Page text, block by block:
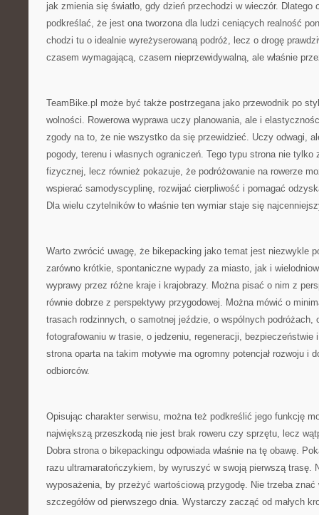
jak zmienia się światło, gdy dzień przechodzi w wieczór. Dlatego
podkreślać, że jest ona tworzona dla ludzi ceniących realność
chodzi tu o idealnie wyreżyserowaną podróż, lecz o drogę
czasem wymagającą, czasem nieprzewidywalną, ale właśnie
TeamBike.pl może być także postrzegana jako przewodnik po
wolności. Rowerowa wyprawa uczy planowania, ale i
zgody na to, że nie wszystko da się przewidzieć. Uczy odwagi,
pogody, terenu i własnych ograniczeń. Tego typu strona nie
fizycznej, lecz również pokazuje, że podróżowanie na rowerze
wspierać samodyscyplinę, rozwijać cierpliwość i pomagać
Dla wielu czytelników to właśnie ten wymiar staje się
Warto zwrócić uwagę, że bikepacking jako temat jest niezwykle
zarówno krótkie, spontaniczne wypady za miasto, jak i
wyprawy przez różne kraje i krajobrazy. Można pisać o nim z
równie dobrze z perspektywy przygodowej. Można mówić o
trasach rodzinnych, o samotnej jeździe, o wspólnych podróżach,
fotografowaniu w trasie, o jedzeniu, regeneracji, bezpieczeństwie
strona oparta na takim motywie ma ogromny potencjał rozwoju i
odbiorców.
Opisując charakter serwisu, można też podkreślić jego funkcję
największą przeszkodą nie jest brak roweru czy sprzętu, lecz
Dobra strona o bikepackingu odpowiada właśnie na tę obawę.
razu ultramaratończykiem, by wyruszyć w swoją pierwszą trasę.
wyposażenia, by przeżyć wartościową przygodę. Nie trzeba
szczegółów od pierwszego dnia. Wystarczy zacząć od małych